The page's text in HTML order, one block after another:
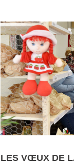
LES VŒUX DE